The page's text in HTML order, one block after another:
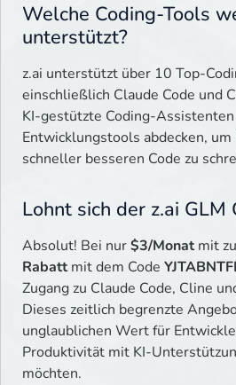
Welche Coding-Tools
unterstützt?
z.ai unterstützt über 10 Top-
einschließlich Claude Code und
KI-gestützte Coding-
Entwicklungstools abdecken, um
schneller besseren Code zu
Lohnt sich der z.ai GLM
Absolut! Bei nur$3/Monat mit
Rabattmit dem Code
Zugang zu Claude Code, Cline
Dieses zeitlich begrenzte
unglaublichen Wert für
Produktivität mit KI-
möchten.